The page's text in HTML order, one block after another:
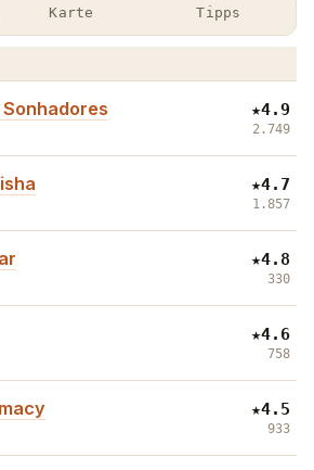
Karte Tipps
· Restaurants & Bars
★4.9
2.749
★4.7
1.857
★4.8
330
★4.6
758
★4.5
933